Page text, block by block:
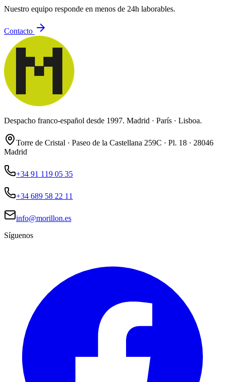
Nuestro equipo responde en menos de 24h laborables.
Contacto
Despacho franco-español desde 1997. Madrid · París · Lisboa.
Torre de Cristal · Paseo de la Castellana 259C · Pl. 18 · 28046
Madrid
+34 91 119 05 35
+34 689 58 22 11
info@morillon.es
Síguenos